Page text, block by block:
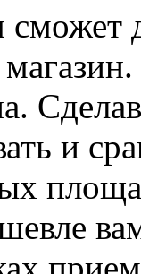
сможет
и